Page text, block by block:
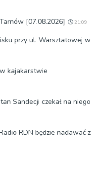
[07.08.2026] 21:09
przy ul. Warsztatowej w
kajakarstwie
Sandecji czekał na niego
RDN będzie nadawać z